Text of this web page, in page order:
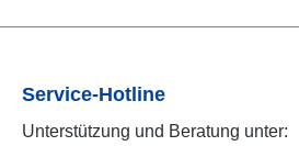
Service-Hotline
Unterstützung und Beratung unter: